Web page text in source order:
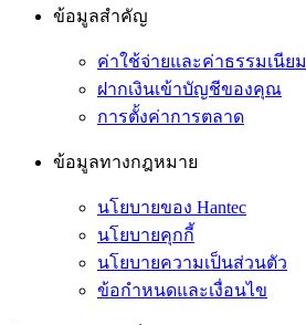
ข้อมูลสำคัญ
ค่าใช้จ่ายและค่าธรรมเนียม
ฝากเงินเข้าบัญชีของคุณ
การตั้งค่าการตลาด
ข้อมูลทางกฎหมาย
นโยบายของ Hantec
นโยบายคุกกี้
นโยบายความเป็นส่วนตัว
ข้อกำหนดและเงื่อนไข